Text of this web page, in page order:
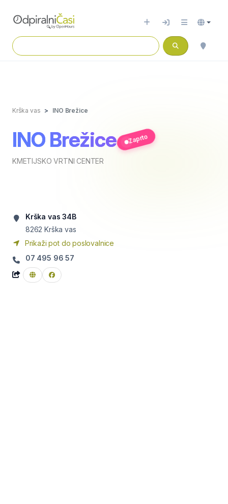
Krška vas INO Brežice
INO Brežice
KMETIJSKO VRTNI CENTER
Zaprto
Krška vas 34B
8262 Krška vas
Prikaži pot do poslovalnice
07 495 96 57